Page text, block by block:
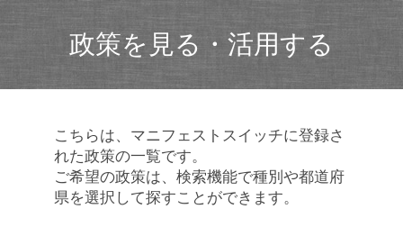
政策を見る・活用する
こちらは、マニフェストスイッチに登録さ
れた政策の一覧です。
ご希望の政策は、検索機能で種別や都道府
県を選択して探すことができます。